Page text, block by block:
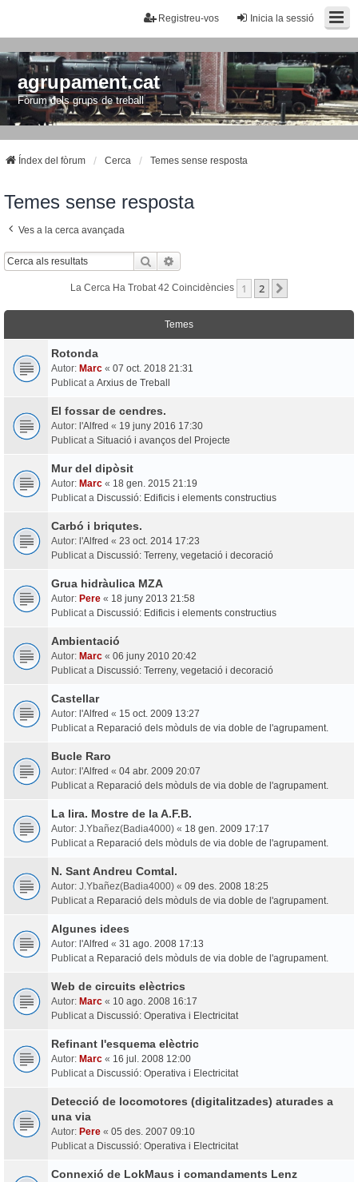
Inicia la sessió
Registreu-vos
agrupament.cat
Fòrum dels grups de treball
Índex del fòrum Cerca Temes sense resposta
Temes sense resposta
Ves a la cerca avançada
Cerca
La Cerca Ha Trobat 42 Coincidències 1 2
Temes
Rotonda
Autor: Marc « 07 oct. 2018 21:31
Publicat a Arxius de Treball
El fossar de cendres.
Autor: l'Alfred « 19 juny 2016 17:30
Publicat a Situació i avanços del Projecte
Mur del dipòsit
Autor: Marc « 18 gen. 2015 21:19
Publicat a Discussió: Edificis i elements constructius
Carbó i briqutes.
Autor: l'Alfred « 23 oct. 2014 17:23
Publicat a Discussió: Terreny, vegetació i decoració
Grua hidràulica MZA
Autor: Pere « 18 juny 2013 21:58
Publicat a Discussió: Edificis i elements constructius
Ambientació
Autor: Marc « 06 juny 2010 20:42
Publicat a Discussió: Terreny, vegetació i decoració
Castellar
Autor: l'Alfred « 15 oct. 2009 13:27
Publicat a Reparació dels mòduls de via doble de l'agrupament.
Bucle Raro
Autor: l'Alfred « 04 abr. 2009 20:07
Publicat a Reparació dels mòduls de via doble de l'agrupament.
La lira. Mostre de la A.F.B.
Autor: J.Ybañez(Badia4000) « 18 gen. 2009 17:17
Publicat a Reparació dels mòduls de via doble de l'agrupament.
N. Sant Andreu Comtal.
Autor: J.Ybañez(Badia4000) « 09 des. 2008 18:25
Publicat a Reparació dels mòduls de via doble de l'agrupament.
Algunes idees
Autor: l'Alfred « 31 ago. 2008 17:13
Publicat a Reparació dels mòduls de via doble de l'agrupament.
Web de circuits elèctrics
Autor: Marc « 10 ago. 2008 16:17
Publicat a Discussió: Operativa i Electricitat
Refinant l'esquema elèctric
Autor: Marc « 16 jul. 2008 12:00
Publicat a Discussió: Operativa i Electricitat
Detecció de locomotores (digitalitzades) aturades a
una via
Autor: Pere « 05 des. 2007 09:10
Publicat a Discussió: Operativa i Electricitat
Connexió de LokMaus i comandaments Lenz